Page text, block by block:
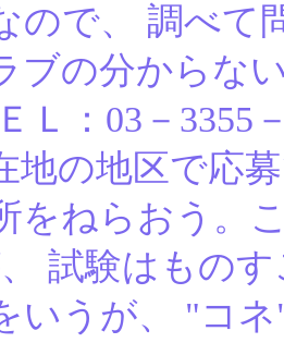
ので、 調べて
ブの分からな
Ｌ：03－3355
地の地区で応
をねらおう。
試験はもの
いうが、 "コ